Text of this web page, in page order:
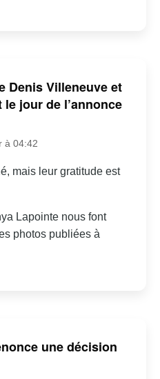
Denis Villeneuve et
jour de l’annonce
à 04:42
mais leur gratitude est
Lapointe nous font
photos publiées à
une décision